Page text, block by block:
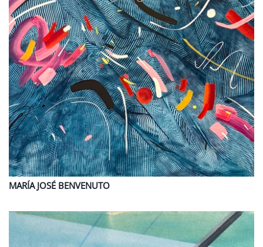
MARÍA JOSÉ BENVENUTO